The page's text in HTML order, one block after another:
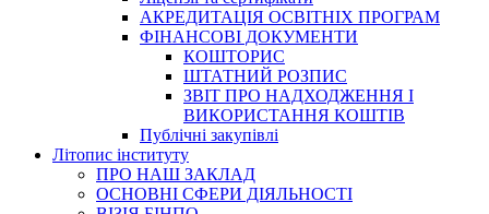
АКРЕДИТАЦІЯ ОСВІТНІХ ПРОГРАМ
ФІНАНСОВІ ДОКУМЕНТИ
КОШТОРИС
ШТАТНИЙ РОЗПИС
ЗВІТ ПРО НАДХОДЖЕННЯ І
ВИКОРИСТАННЯ КОШТІВ
Публічні закупівлі
Літопис інституту
ПРО НАШ ЗАКЛАД
ОСНОВНІ СФЕРИ ДІЯЛЬНОСТІ